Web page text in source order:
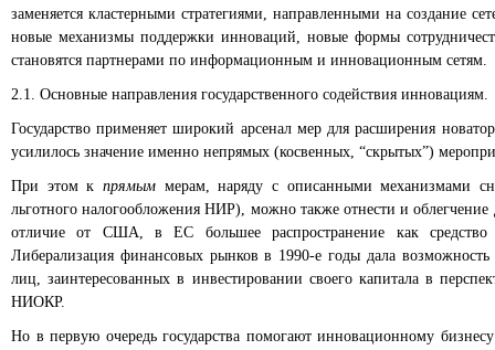
заменяется кластерными стратегиями, направленными на создание
новые механизмы поддержки инноваций, новые формы
становятся партнерами по информационным и инновационным сетям.
2.1. Основные направления государственного содействия инновациям.
Государство применяет широкий арсенал мер для расширения
усилилось значение именно непрямых (косвенных, “скрытых”)
При этом к прямыммерам, наряду с описанными механизмами
льготного налогообложения НИР), можно также отнести и
отличие от США, в ЕС большее распространение как средство
Либерализация финансовых рынков в 1990-е годы дала
лиц, заинтересованных в инвестировании своего капитала в
НИОКР.
Но в первую очередь государства помогают инновационному